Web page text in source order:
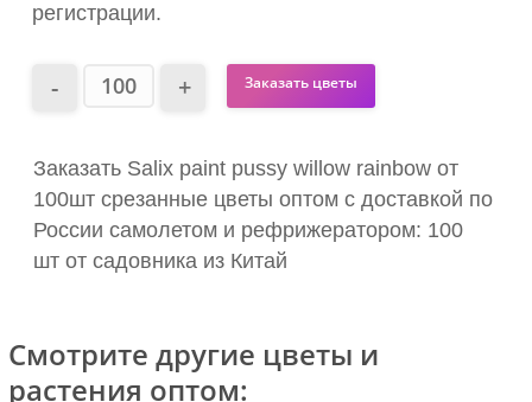
регистрации.
Заказать цветы
Заказать Salix paint pussy willow rainbow от
100шт срезанные цветы оптом с доставкой по
России самолетом и рефрижератором: 100
шт от садовника из Китай
Смотрите другие цветы и
растения оптом: